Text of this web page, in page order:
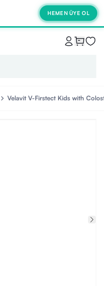
HEMEN ÜYE OL
Velavit V-Firstect Kids with